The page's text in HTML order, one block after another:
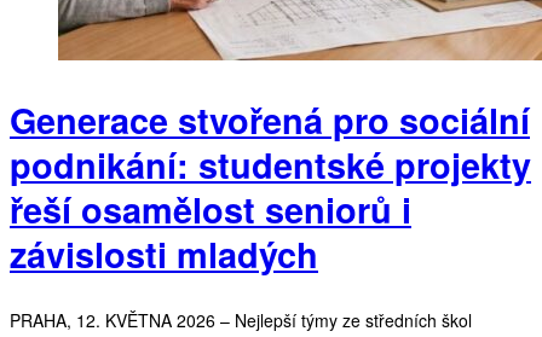
Generace stvořená pro sociální
podnikání: studentské projekty
řeší osamělost seniorů i
závislosti mladých
PRAHA, 12. KVĚTNA 2026 – Nejlepší týmy ze středních škol